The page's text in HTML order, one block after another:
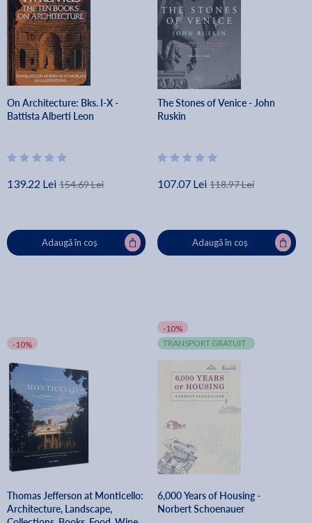
On Architecture: Bks. I-X -
Battista Alberti Leon
139.22 Lei 154.69 Lei
Adaugă în coș
The Stones of Venice - John
Ruskin
107.07 Lei 118.97 Lei
Adaugă în coș
-10%
Thomas Jefferson at Monticello:
Architecture, Landscape,
-10%
TRANSPORT GRATUIT
6,000 Years of Housing -
Norbert Schoenauer